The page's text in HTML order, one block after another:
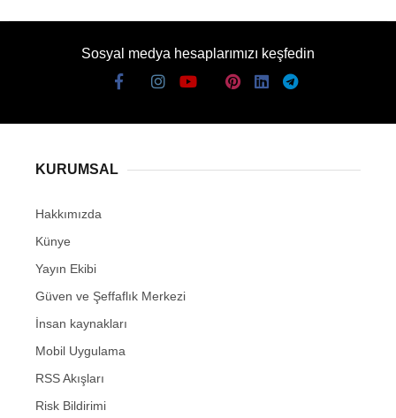
Sosyal medya hesaplarımızı keşfedin
KURUMSAL
Hakkımızda
Künye
Yayın Ekibi
Güven ve Şeffaflık Merkezi
İnsan kaynakları
Mobil Uygulama
RSS Akışları
Risk Bildirimi